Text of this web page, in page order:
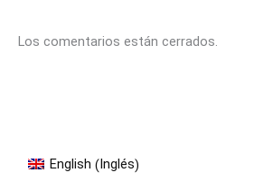
Los comentarios están cerrados.
English (Inglés)